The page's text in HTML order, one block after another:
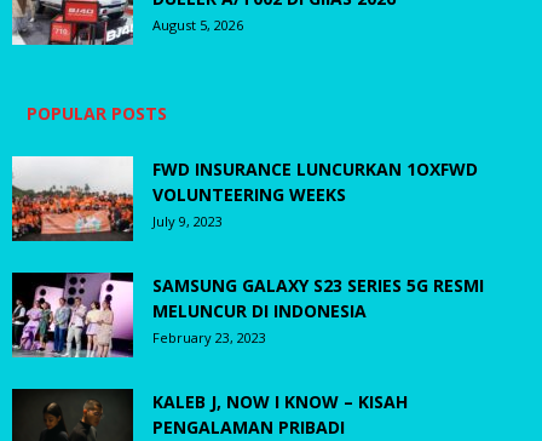
August 5, 2026
POPULAR POSTS
FWD INSURANCE LUNCURKAN 1OXFWD
VOLUNTEERING WEEKS
July 9, 2023
SAMSUNG GALAXY S23 SERIES 5G RESMI
MELUNCUR DI INDONESIA
February 23, 2023
KALEB J, NOW I KNOW – KISAH
PENGALAMAN PRIBADI